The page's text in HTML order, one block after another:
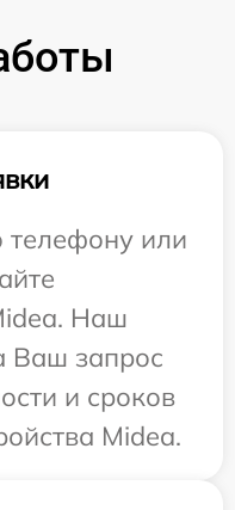
телефону или
Наш
Ваш запрос
и сроков
Midea.